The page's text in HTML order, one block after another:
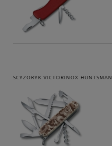
SCYZORYK VICTORINOX HUNTSMAN